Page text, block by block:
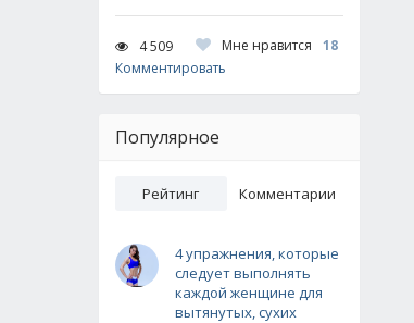
4 509 Мне нравится
18
Комментировать
Популярное
Рейтинг Комментарии
4 упражнения, которые
следует выполнять
каждой женщине для
вытянутых, сухих